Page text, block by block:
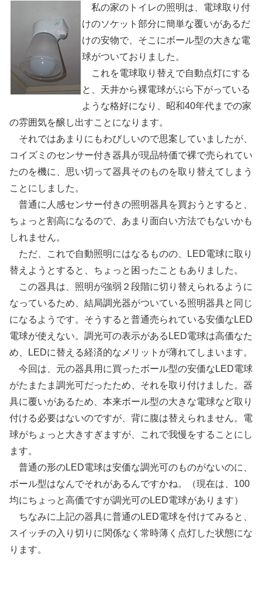
私の家のトイレの照明は、電球取り付
けのソケット部分に簡単な覆いがあるだ
けの安物で、そこにボール型の大きな電
球がついておりました。
これを電球取り替えで自動点灯にする
と、天井から裸電球がぶら下がっている
ような格好になり、昭和40年代までの家
の雰囲気を醸し出すことになります。
それではあまりにもわびしいので思案していましたが、
コイズミのセンサー付き器具が現品特価で裸で売られてい
たのを機に、思い切って器具そのものを取り替えてしまう
ことにしました。
普通に人感センサー付きの照明器具を買おうとすると、
ちょっと割高になるので、あまり面白い方法でもないかも
しれません。
ただ、これで自動照明にはなるものの、LED電球に取り
替えようとすると、ちょっと困ったこともありました。
この器具は、照明が強弱２段階に切り替えられるように
なっているため、結局調光器がついている照明器具と同じ
になるようです。そうすると普通売られている安価なLED
電球が使えない。調光可の表示があるLED電球は高価なた
め、LEDに替える経済的なメリットが薄れてしまいます。
今回は、元の器具用に買ったボール型の安価なLED電球
がたまたま調光可だったため、それを取り付けました。器
具に覆いがあるため、本来ボール型の大きな電球など取り
付ける必要はないのですが、背に腹は替えられません。電
球がちょっと大きすぎますが、これで我慢をすることにし
ます。
普通の形のLED電球は安価な調光可のものがないのに、
ボール型はなんでそれがあるんですかね。（現在は、100
均にちょっと高価ですが調光可のLED電球があります）
ちなみに上記の器具に普通のLED電球を付けてみると、
スイッチの入り切りに関係なく常時薄く点灯した状態にな
ります。